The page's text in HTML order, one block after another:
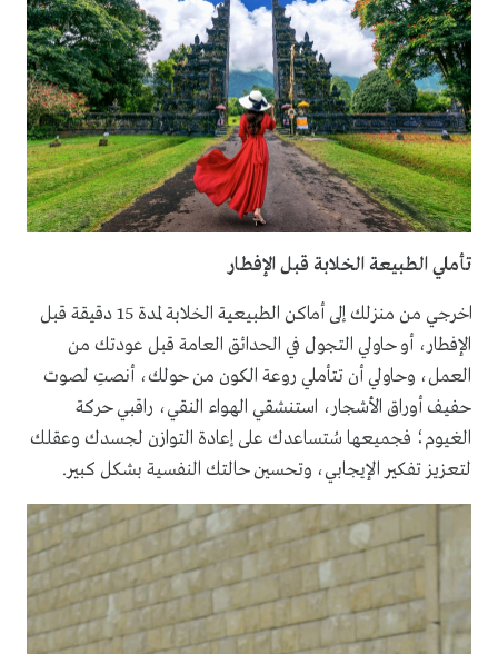
تأملي الطبيعة الخلابة قبل الإفطار
اخرجي من منزلك إلى أماكن الطبيعية الخلابة لمدة 15 دقيقة قبل
الإفطار، أو حاولي التجول في الحدائق العامة قبل عودتك من
العمل، وحاولي أن تتأملي روعة الكون من حولك، أنصتِ لصوت
حفيف أوراق الأشجار، استنشقي الهواء النقي، راقبي حركة
الغيوم؛ فجميعها سُتساعدك على إعادة التوازن لجسدك وعقلك
لتعزيز تفكير الإيجابي، وتحسين حالتك النفسية بشكل كبير.